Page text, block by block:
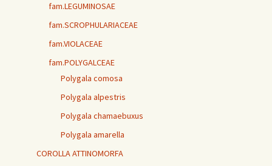
fam.LEGUMINOSAE
fam.SCROPHULARIACEAE
fam.VIOLACEAE
fam.POLYGALCEAE
Polygala comosa
Polygala alpestris
Polygala chamaebuxus
Polygala amarella
COROLLA ATTINOMORFA